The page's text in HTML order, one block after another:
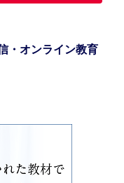
・オンライン教育